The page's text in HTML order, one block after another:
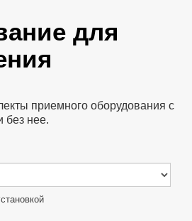
для
приемного оборудования с
без нее.